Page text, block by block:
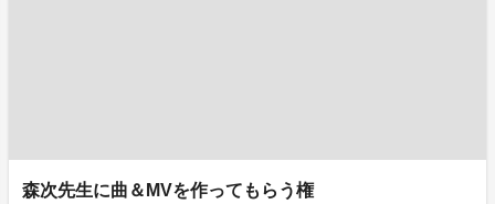
森次先生に曲＆MVを作ってもらう権